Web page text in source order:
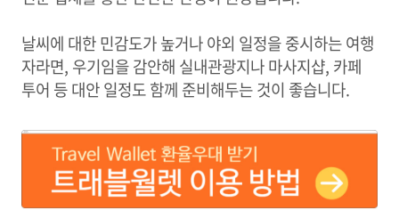
날씨에 대한 민감도가 높거나 야외 일정을 중시하는 여행
자라면, 우기임을 감안해 실내관광지나 마사지샵, 카페
투어 등 대안 일정도 함께 준비해두는 것이 좋습니다.